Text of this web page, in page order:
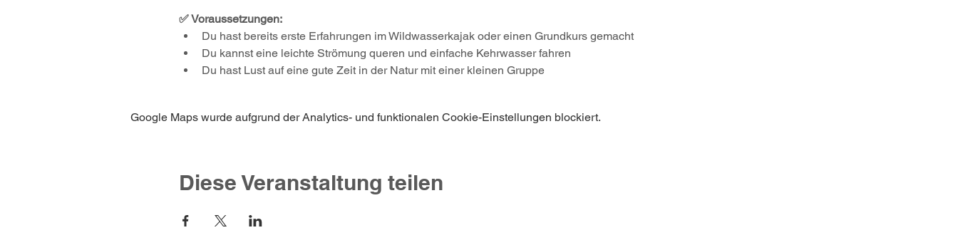
✅ Voraussetzungen:
Du hast bereits erste Erfahrungen im Wildwasserkajak oder einen Grundkurs gemacht
Du kannst eine leichte Strömung queren und einfache Kehrwasser fahren
Du hast Lust auf eine gute Zeit in der Natur mit einer kleinen Gruppe
Google Maps wurde aufgrund der Analytics- und funktionalen Cookie-Einstellungen blockiert.
Diese Veranstaltung teilen